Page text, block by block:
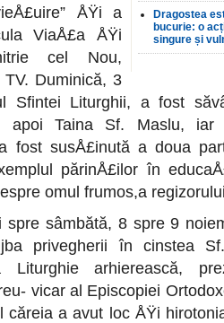
Dragostea
bucurie: o
singure și
ÅŸi a
ViaÅ£a ÅŸi
cel Nou,
Duminică, 3
Sfintei Liturghii, a fost
apoi Taina Sf. Maslu,
fost susÅ£inută a doua
părin­Å£ilor în
omul frumos,a
spre sâmbătă, 8 spre 9
privegherii în cinstea
Liturghie arhierească,
vicar al Episcopiei
căreia a avut loc ÅŸi